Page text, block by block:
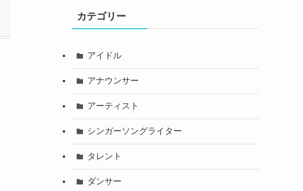
カテゴリー
アイドル
アナウンサー
アーティスト
シンガーソングライター
タレント
ダンサー